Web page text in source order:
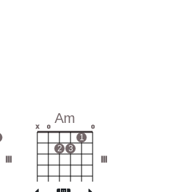
Am
x o
2 3
1
o